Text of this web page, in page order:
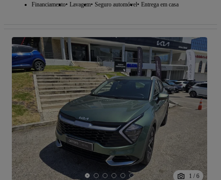
Financiamento Lavagem Seguro automóvel Entrega em casa
1 / 6